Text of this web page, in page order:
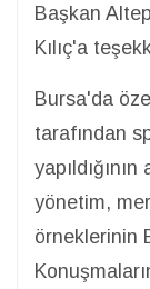
Başkan
Kılıç'a
Bursa'da
tarafından
yönetim,
örneklerinin